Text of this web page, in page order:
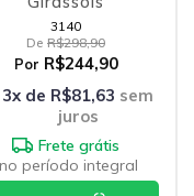
3140
De R$298,90
Por R$244,90
3x de R$81,63 sem
juros
Frete grátis
no período integral